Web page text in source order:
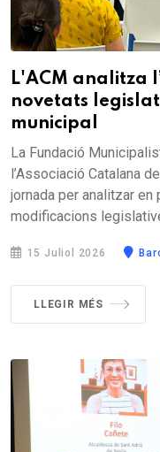
L'ACM analitza
novetats
municipal
La Fundació
l’Associació Catalana
jornada per analitzar
modificacions
15 Juliol 2026
LLEGIR MÉS